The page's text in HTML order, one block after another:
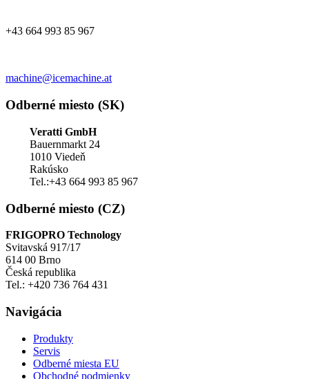
+43 664 993 85 967
machine@icemachine.at
Odberné miesto (SK)
Veratti GmbH
Bauernmarkt 24
1010 Viedeň
Rakúsko
Tel.:+43 664 993 85 967
Odberné miesto (CZ)
FRIGOPRO Technology
Svitavská 917/17
614 00 Brno
Česká republika
Tel.: +420 736 764 431
Navigácia
Produkty
Servis
Odberné miesta EU
Obchodné podmienky